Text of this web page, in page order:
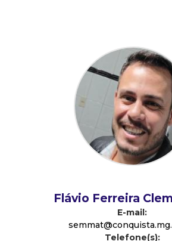
Flávio Ferreira
E-mail:
Telefone(s):